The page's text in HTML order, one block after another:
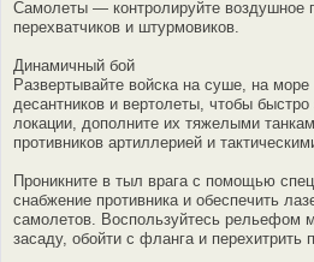
Самолеты — контролируйте воздушное
перехватчиков и штурмовиков.
Динамичный бой
Развертывайте войска на суше, на
десантников и вертолеты, чтобы
локации, дополните их тяжелыми
противников артиллерией и
Проникните в тыл врага с помощью
снабжение противника и обеспечить
самолетов. Воспользуйтесь рельефом
засаду, обойти с фланга и перехитрить